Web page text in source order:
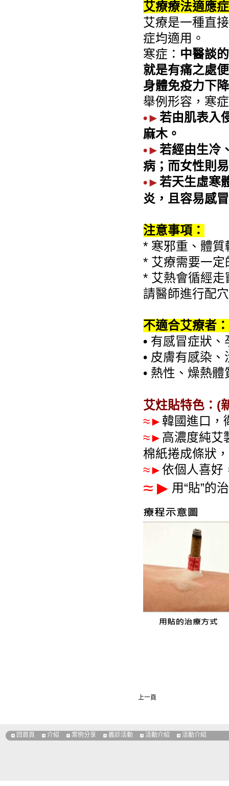
艾療療法適應
艾療是一種直
症均適用。
寒症： 中醫談
就是有痛之處
身體免疫力下
舉例形容，寒
•►若由肌表入
麻木。
•►若經由生冷
病；而女性則
•►若天生虛寒
炎，且容易感
注意事項：
* 寒邪重、體
* 艾療需要一
* 艾熱會循經
請醫師進行配
不適合艾療者：
• 有感冒症狀、
• 皮膚有感染
• 熱性、燥熱體
艾炷貼特色：(
≈► 韓國進口，
≈► 高濃度純艾
棉紙捲成條狀
≈► 依個人喜好
≈► 用“貼”的
上一頁
回首頁 介紹 案例分享 義診活動 活動介紹 活動介紹